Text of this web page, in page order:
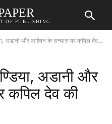
OF PUBLISHING
अडानी और अश्विन के सन्यास पर कपिल देव...
अडानी और
कपिल देव की